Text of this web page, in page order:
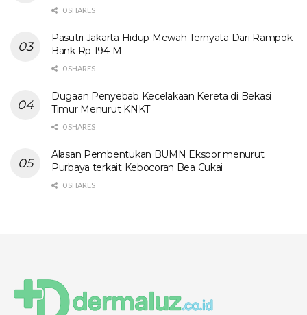
0 SHARES
Pasutri Jakarta Hidup Mewah Ternyata Dari Rampok
Bank Rp 194 M
0 SHARES
Dugaan Penyebab Kecelakaan Kereta di Bekasi
Timur Menurut KNKT
0 SHARES
Alasan Pembentukan BUMN Ekspor menurut
Purbaya terkait Kebocoran Bea Cukai
0 SHARES